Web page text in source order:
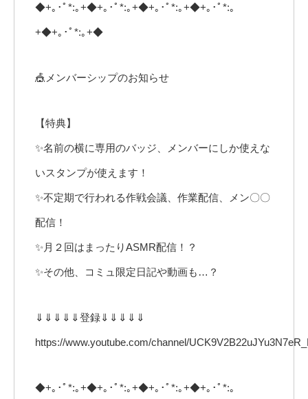
◆+｡･ﾟ*:｡+◆+｡･ﾟ*:｡+◆+｡･ﾟ*:｡+◆+｡･ﾟ*:｡
+◆+｡･ﾟ*:｡+◆
🎪メンバーシップのお知らせ
【特典】
✨名前の横に専用のバッジ、メンバーにしか使えな
いスタンプが使えます！
✨不定期で行われる作戦会議、作業配信、メン〇〇
配信！
✨月２回はまったりASMR配信！？
✨その他、コミュ限定日記や動画も…？
⇓⇓⇓⇓⇓登録⇓⇓⇓⇓⇓
https://www.youtube.com/channel/
◆+｡･ﾟ*:｡+◆+｡･ﾟ*:｡+◆+｡･ﾟ*:｡+◆+｡･ﾟ*:｡